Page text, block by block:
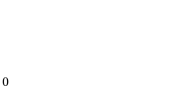
0